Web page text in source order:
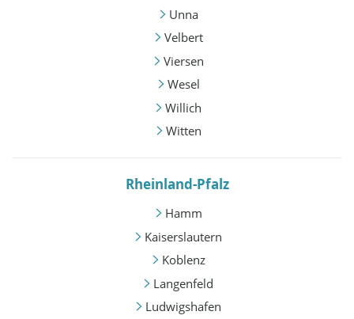
Unna
Velbert
Viersen
Wesel
Willich
Witten
Rheinland-Pfalz
Hamm
Kaiserslautern
Koblenz
Langenfeld
Ludwigshafen